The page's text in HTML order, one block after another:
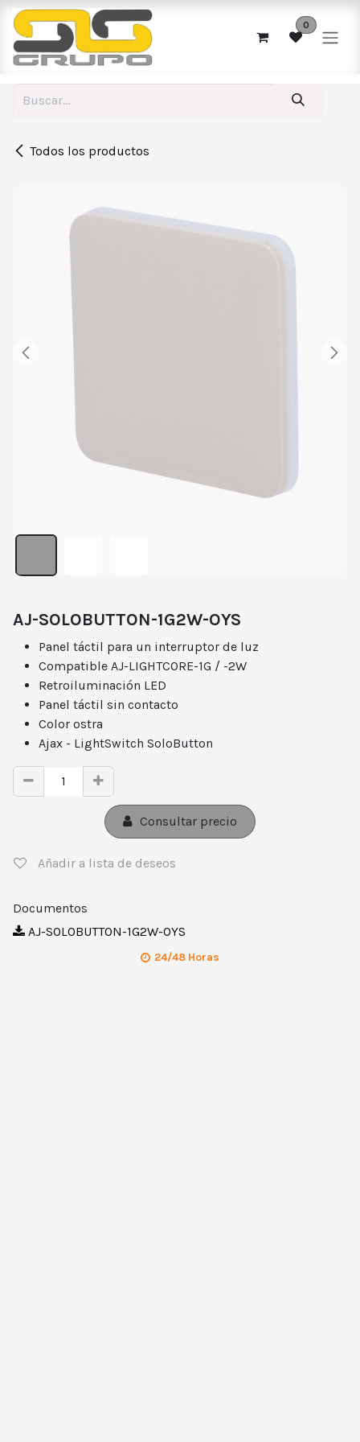
Ir al contenido
0
Todos los productos
AJ-SOLOBUTTON-1G2W-OYS
Panel táctil para un interruptor de luz
Compatible AJ-LIGHTCORE-1G / -2W
Retroiluminación LED
Panel táctil sin contacto
Color ostra
Ajax - LightSwitch SoloButton
Consultar precio
Añadir a lista de deseos
Documentos
AJ-SOLOBUTTON-1G2W-OYS
24/48 Horas